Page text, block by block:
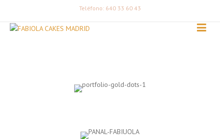
Teléfono: 640 33 60 43